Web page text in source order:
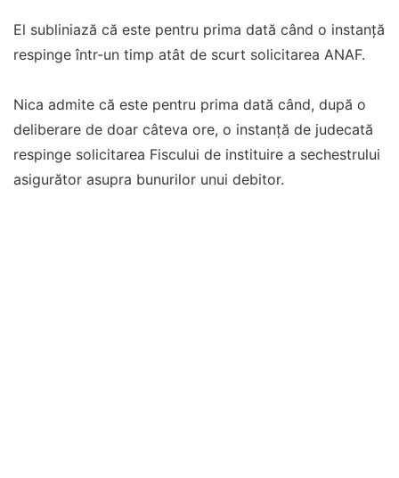
El subliniază că este pentru prima dată când o instanță
respinge într-un timp atât de scurt solicitarea ANAF.
Nica admite că este pentru prima dată când, după o
deliberare de doar câteva ore, o instanţă de judecată
respinge solicitarea Fiscului de instituire a sechestrului
asigurător asupra bunurilor unui debitor.